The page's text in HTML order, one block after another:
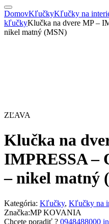
DomovKľučkyKľučky na
kľučkyKlučka na dvere MP –
nikel matný (MSN)
ZĽAVA
Klučka na
IMPRESSA –
– nikel matný
Kategória: Kľučky, Kľučky na
Značka:MP KOVANIA
Chcete poradiť ? 0948488000